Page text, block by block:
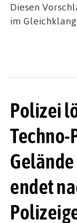
Diesen
im
Polizei
Techno-
endet